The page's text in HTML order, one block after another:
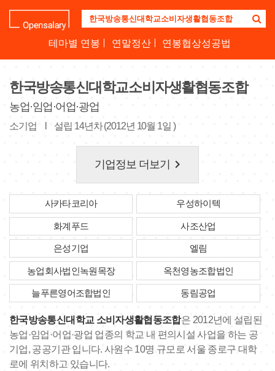
업
명
하
세
요
테마별 연봉 연말정산 연봉협상성공법
한국방송통신대학교소비자생활협동조합
농업·임업·어업·광업
소기업 설립 14년차 (2012년 10월 1일 )
기업정보 더보기 keyboard_arrow_right
사카타코리아 우성하이텍
화계푸드 사조산업
은성기업 엘림
농업회사법인녹원목장 옥천영농조합법인
늘푸른영어조합법인 동림공업
한국방송통신대학교 소비자생활협동조합은 2012년에 설립된
농업·임업·어업·광업 업종의 학교 내 편의시설 사업을 하는 공
기업, 공공기관 입니다. 사원수 10명 규모로 서울 종로구 대학
로에 위치하고 있습니다.